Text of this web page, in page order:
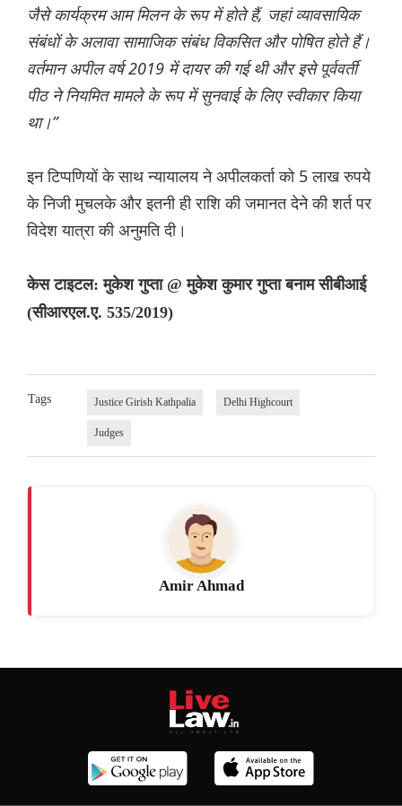
जैसे कार्यक्रम आम मिलन के रूप में होते हैं, जहां व्यावसायिक
संबंधों के अलावा सामाजिक संबंध विकसित और पोषित होते हैं।
वर्तमान अपील वर्ष 2019 में दायर की गई थी और इसे पूर्ववर्ती
पीठ ने नियमित मामले के रूप में सुनवाई के लिए स्वीकार किया
था।”
इन टिप्पणियों के साथ न्यायालय ने अपीलकर्ता को 5 लाख रुपये
के निजी मुचलके और इतनी ही राशि की जमानत देने की शर्त पर
विदेश यात्रा की अनुमति दी।
केस टाइटल: मुकेश गुप्ता @ मुकेश कुमार गुप्ता बनाम सीबीआई
(सीआरएल.ए. 535/2019)
Tags Justice Girish Kathpalia Delhi Highcourt
Judges
Amir Ahmad